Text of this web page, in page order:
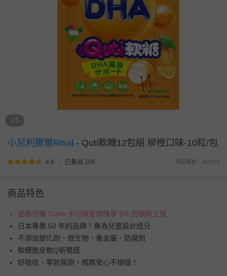
1/5
小兒利撒爾Risal - Quti軟糖12包組 柳橙口味-10粒/包
4.6 已售出 105 商品編號：163973
商品特色
國泰世華 Cube 卡切換童樂匯享 5% 回饋無上限
日本專業 50 年的品牌！專為兒童設計成分
不添加塑化劑、微生物、重金屬、防腐劑
軟糖脆皮軟Q新嚼感
好吸收、零防腐劑，媽媽安心不煩惱！